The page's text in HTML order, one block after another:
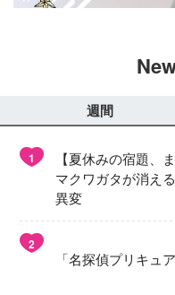
週間
1
【夏休みの宿題、
マクワガタが消え
異変
2
「名探偵プリキュ